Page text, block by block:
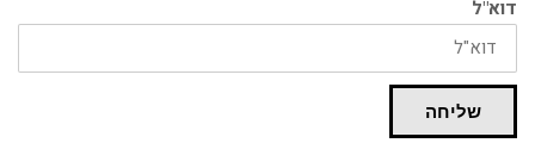
דוא"ל
שליחה